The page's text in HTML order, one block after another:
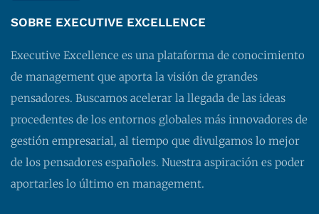
SOBRE EXECUTIVE EXCELLENCE
Executive Excellence es una plataforma de conocimiento
de management que aporta la visión de grandes
pensadores. Buscamos acelerar la llegada de las ideas
procedentes de los entornos globales más innovadores de
gestión empresarial, al tiempo que divulgamos lo mejor
de los pensadores españoles. Nuestra aspiración es poder
aportarles lo último en management.